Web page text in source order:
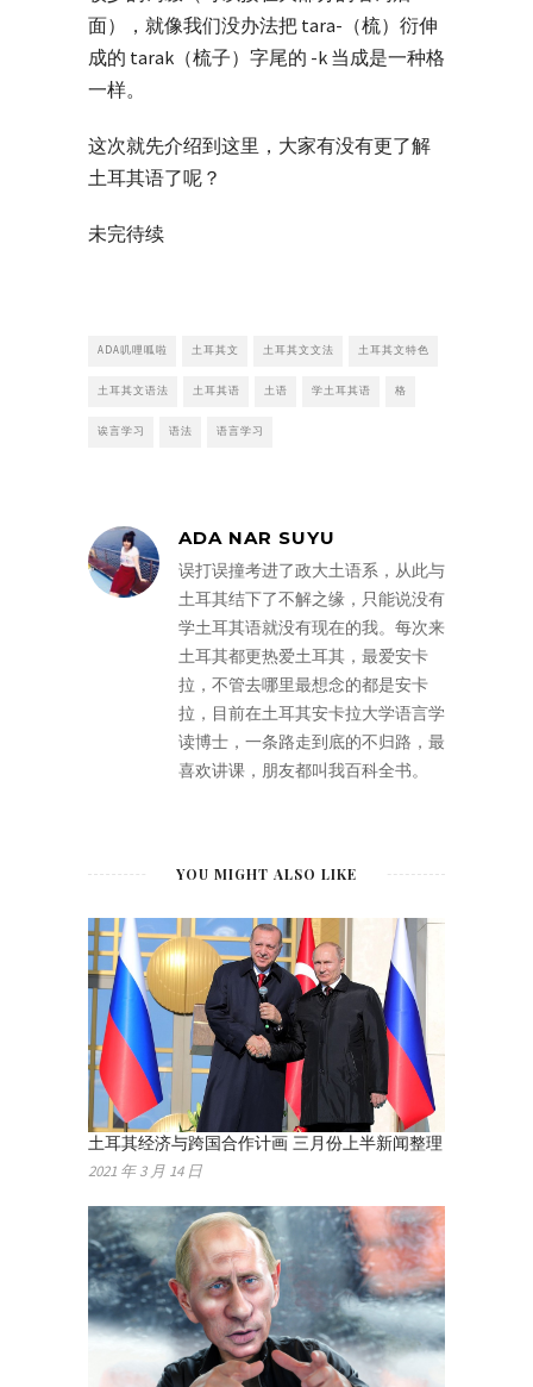
面），就像我们没办法把 tara-（梳）衍伸
成的 tarak（梳子）字尾的 -k 当成是一种格
一样。
这次就先介绍到这里，大家有没有更了解
土耳其语了呢？
未完待续
ADA叽哩呱啦 土耳其文 土耳其文文法 土耳其文特色
土耳其文语法 土耳其语 土语 学土耳其语 格
诶言学习 语法 语言学习
ADA NAR SUYU
误打误撞考进了政大土语系，从此与
土耳其结下了不解之缘，只能说没有
学土耳其语就没有现在的我。每次来
土耳其都更热爱土耳其，最爱安卡
拉，不管去哪里最想念的都是安卡
拉，目前在土耳其安卡拉大学语言学
读博士，一条路走到底的不归路，最
喜欢讲课，朋友都叫我百科全书。
YOU MIGHT ALSO LIKE
土耳其经济与跨国合作计画 三月份上半新闻整理
2021 年 3 月 14 日